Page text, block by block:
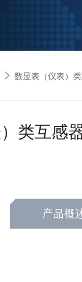
数显表（仪表）
类互感
产品概